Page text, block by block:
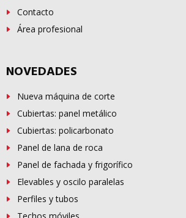
Contacto
Área profesional
NOVEDADES
Nueva máquina de corte
Cubiertas: panel metálico
Cubiertas: policarbonato
Panel de lana de roca
Panel de fachada y frigorífico
Elevables y oscilo paralelas
Perfiles y tubos